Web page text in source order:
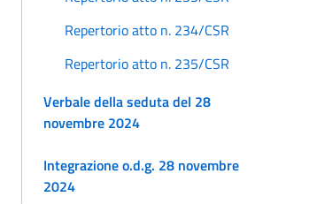
Repertorio atto n. 234/CSR
Repertorio atto n. 235/CSR
Verbale della seduta del 28
novembre 2024
Integrazione o.d.g. 28 novembre
2024